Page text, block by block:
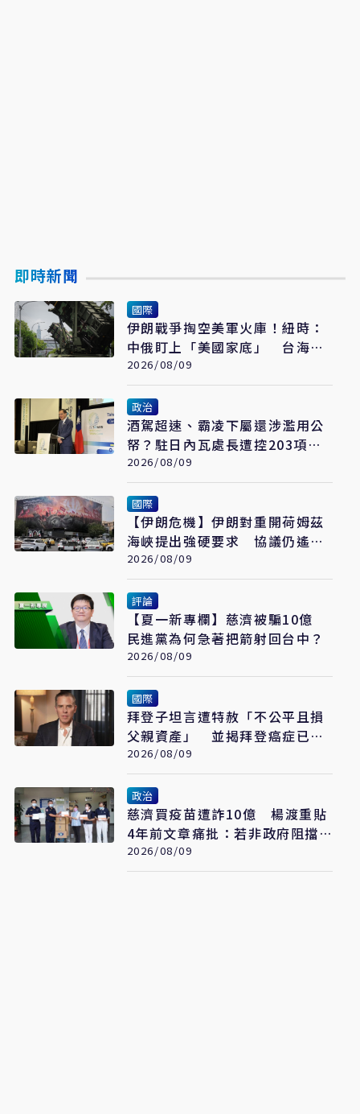
即時新聞
國際
伊朗戰爭掏空美軍火庫！紐時：
中俄盯上「美國家底」 台海戰
力恐成最大受害者
2026/08/09
政治
酒駕超速、霸凌下屬還涉濫用公
帑？駐日內瓦處長遭控203項爭
議 外交部啟動調查
2026/08/09
國際
【伊朗危機】伊朗對重開荷姆茲
海峽提出強硬要求 協議仍遙不
可及
2026/08/09
評論
【夏一新專欄】慈濟被騙10億
民進黨為何急著把箭射回台中？
2026/08/09
國際
拜登子坦言遭特赦「不公平且損
父親資產」 並揭拜登癌症已擴
散至骨骼
2026/08/09
政治
慈濟買疫苗遭詐10億 楊渡重貼
4年前文章痛批：若非政府阻擋
會這樣嗎？
2026/08/09